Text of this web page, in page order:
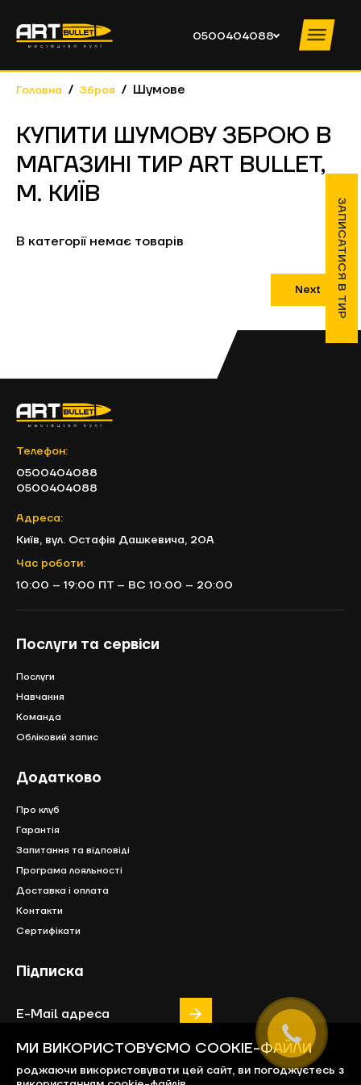
0500404088
ПОСЛУГИ ТИРУ
ІНСТРУКТОРИ
ПРО КЛУБ
НАВЧАННЯ
Головна Зброя Шумове
КУПИТИ ШУМОВУ ЗБРОЮ В
МАГАЗИНІ ТИР ART BULLET,
М. КИЇВ
В категорії немає товарів
Next
Телефон:
0500404088
0500404088
Адреса:
Київ, вул. Остафія Дашкевича, 20А
Час роботи:
10:00 – 19:00 ПТ – ВС 10:00 – 20:00
Послуги та сервіси
Послуги
Навчання
Команда
Обліковий запис
Додатково
Про клуб
Гарантія
Запитання та відповіді
Програма лояльності
Доставка і оплата
Контакти
Сертифікати
Підписка
МИ ВИКОРИСТОВУЄМО COOKIE-ФАЙЛИ
роджаючи використовувати цей сайт, ви погоджуєтесь з
ЗАПИСАТИСЯ В ТИР
Відправити
Заявки обробляються щодня з 10:00 до
після підтвердження адміністраторами тиру